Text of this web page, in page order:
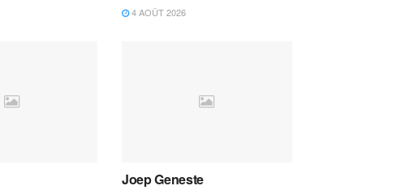
4 AOÛT 2026
Joep Geneste